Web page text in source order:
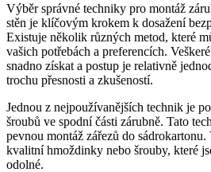
Výběr správné techniky pro montáž
stěn je klíčovým krokem k dosažení
Existuje několik různých metod, které
vašich potřebách a preferencích.
snadno získat a postup je relativně
trochu přesnosti a zkušeností.
Jednou z nejpoužívanějších technik je
šroubů ve spodní části zárubně. Tato
pevnou montáž zářezů do
kvalitní hmoždinky nebo šrouby, které
odolné.